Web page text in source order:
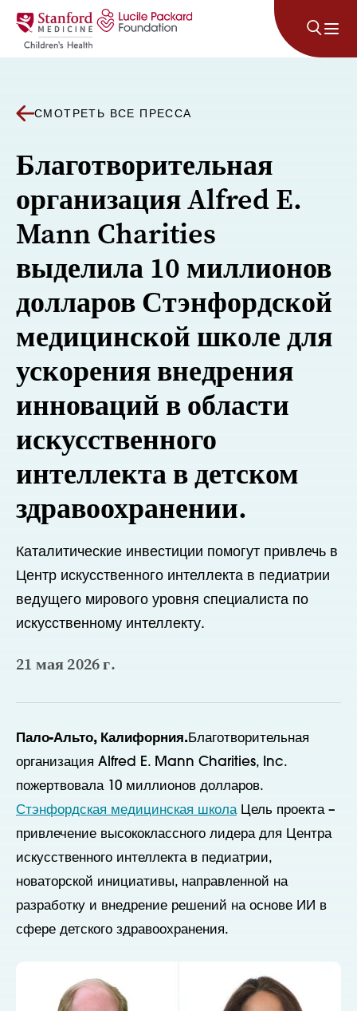
Перейти к содержанию
СМОТРЕТЬ ВСЕ ПРЕССА
Благотворительная
организация Alfred E.
Mann Charities
выделила 10 миллионов
долларов Стэнфордской
медицинской школе для
ускорения внедрения
инноваций в области
искусственного
интеллекта в детском
здравоохранении.
Каталитические инвестиции помогут привлечь в
Центр искусственного интеллекта в педиатрии
ведущего мирового уровня специалиста по
искусственному интеллекту.
21 мая 2026 г.
Пало-Альто, Калифорния.Благотворительная
организация Alfred E. Mann Charities, Inc.
пожертвовала 10 миллионов долларов.
Стэнфордская медицинская школаЦель проекта –
привлечение высококлассного лидера для Центра
искусственного интеллекта в педиатрии,
новаторской инициативы, направленной на
разработку и внедрение решений на основе ИИ в
сфере детского здравоохранения.